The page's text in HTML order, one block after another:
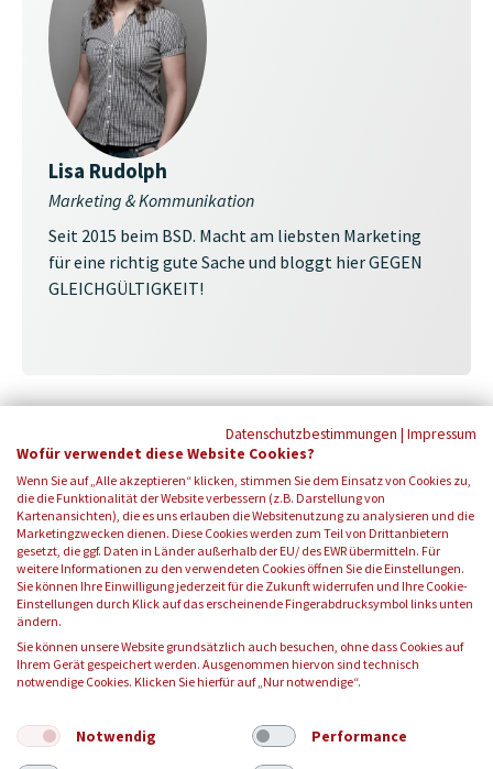
Lisa Rudolph
Marketing & Kommunikation
Seit 2015 beim BSD. Macht am liebsten Marketing
für eine richtig gute Sache und bloggt hier GEGEN
GLEICHGÜLTIGKEIT!
FOLGEN SIE UNS:
gemeinnützige GmbH
Datenschutzbestimmungen | Impressum
Wofür verwendet diese Website Cookies?
Wenn Sie auf „Alle akzeptieren“ klicken, stimmen Sie dem Einsatz von Cookies zu,
die die Funktionalität der Website verbessern (z.B. Darstellung von
Kartenansichten), die es uns erlauben die Websitenutzung zu analysieren und die
Marketingzwecken dienen. Diese Cookies werden zum Teil von Drittanbietern
gesetzt, die ggf. Daten in Länder außerhalb der EU/ des EWR übermitteln. Für
weitere Informationen zu den verwendeten Cookies öffnen Sie die Einstellungen.
Sie können Ihre Einwilligung jederzeit für die Zukunft widerrufen und Ihre Cookie-
Einstellungen durch Klick auf das erscheinende Fingerabdrucksymbol links unten
ändern.
Sie können unsere Website grundsätzlich auch besuchen, ohne dass Cookies auf
Ihrem Gerät gespeichert werden. Ausgenommen hiervon sind technisch
notwendige Cookies. Klicken Sie hierfür auf „Nur notwendige“.
Notwendig
Performance